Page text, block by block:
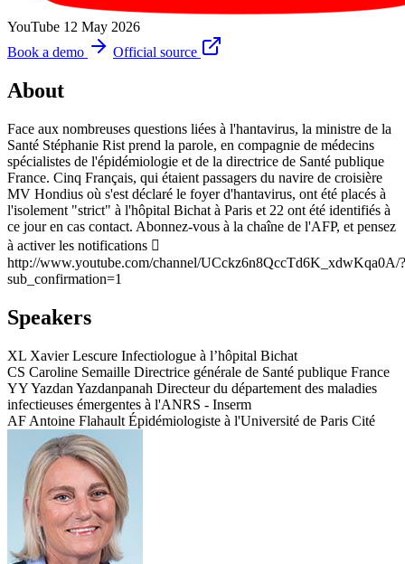
YouTube 12 May 2026
Book a demo
Official source
About
Face aux nombreuses questions liées à l'hantavirus, la ministre de la
Santé Stéphanie Rist prend la parole, en compagnie de médecins
spécialistes de l'épidémiologie et de la directrice de Santé publique
France. Cinq Français, qui étaient passagers du navire de croisière
MV Hondius où s'est déclaré le foyer d'hantavirus, ont été placés à
l'isolement "strict" à l'hôpital Bichat à Paris et 22 ont été identifiés à
ce jour en cas contact. Abonnez-vous à la chaîne de l'AFP, et pensez
à activer les notifications 
http://www.youtube.com/channel/UCckz6n8QccTd6K_xdwKqa0A/?
sub_confirmation=1
Speakers
XL Xavier Lescure Infectiologue à l’hôpital Bichat
CS Caroline Semaille Directrice générale de Santé publique France
YYYazdan Yazdanpanah Directeur du département des maladies
infectieuses émergentes à l'ANRS - Inserm
AF Antoine Flahault Épidémiologiste à l'Université de Paris Cité